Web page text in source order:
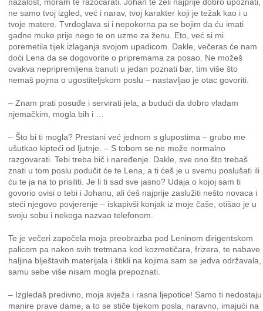
ne samo tvoj izgled, već i narav, tvoj karakter koji je težak kao i u
tvoje matere. Tvrdoglava si i nepokorna pa se bojim da ću imati
gadne muke prije nego te on uzme za ženu. Eto, već si mi
poremetila tijek izlaganja svojom upadicom. Dakle, večeras će nam
doći Lena da se dogovorite o pripremama za posao. Ne možeš
ovakva nepripremljena banuti u jedan poznati bar, tim više što
nemaš pojma o ugostiteljskom poslu – nastavljao je otac govoriti.
– Znam prati posuđe i servirati jela, a budući da dobro vladam
njemačkim, mogla bih i …
– Što bi ti mogla? Prestani već jednom s glupostima – grubo me
ušutkao kipteći od ljutnje. – S tobom se ne može normalno
razgovarati. Tebi treba bič i naređenje. Dakle, sve ono što trebaš
znati u tom poslu podučit će te Lena, a ti ćeš je u svemu poslušati ili
ću te ja na to prisiliti. Je li ti sad sve jasno? Udaja o kojoj sam ti
govorio ovisi o tebi i Johanu, ali ćeš najprije zaslužiti nešto novaca i
steći njegovo povjerenje – iskapivši konjak iz moje čaše, otišao je u
svoju sobu i nekoga nazvao telefonom.
Te je večeri započela moja preobrazba pod Leninom dirigentskom
palicom pa nakon svih tretmana kod kozmetičara, frizera, te nabave
haljina blještavih materijala i štikli na kojima sam se jedva održavala,
samu sebe više nisam mogla prepoznati.
– Izgledaš predivno, moja svježa i rasna ljepotice! Samo ti nedostaju
manire prave dame, a to se stiče tijekom posla, naravno, imajući na